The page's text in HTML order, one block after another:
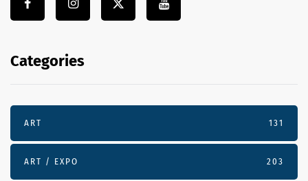
Categories
ART 131
ART / EXPO 203